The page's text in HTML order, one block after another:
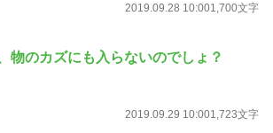
2019.09.28 10:001,700文字
物のカズにも入らないのでしょ？
2019.09.29 10:001,723文字